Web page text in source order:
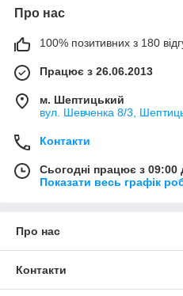
Про нас
100% позитивних з 180
Працює з 26.06.2013
м. Шептицький
вул. Шевченка 8/3,
Контакти
Сьогодні працює з 09:00
Показати весь графік
Про нас
Контакти